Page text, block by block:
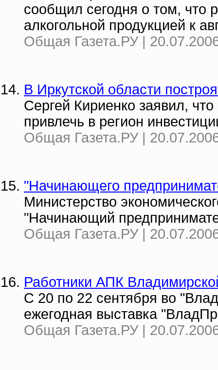
сообщил сегодня о том, что
алкогольной продукцией к
Общая Газета.РУ |
В Иркутской области
Сергей Кириенко заявил,
привлечь в регион
Общая Газета.РУ |
"Начинающего
Министерство
"Начинающий
Общая Газета.РУ |
Работники АПК
С 20 по 22 сентября во
ежегодная выставка
Общая Газета.РУ |